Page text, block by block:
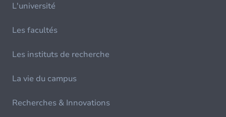
L'université
Les facultés
Les instituts de recherche
La vie du campus
Recherches & Innovations